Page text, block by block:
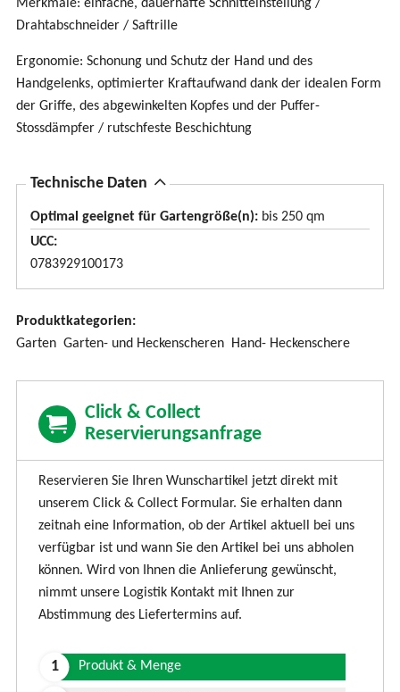
Merkmale: einfache, dauerhafte Schnitteinstellung /
Drahtabschneider / Saftrille
Ergonomie: Schonung und Schutz der Hand und des
Handgelenks, optimierter Kraftaufwand dank der idealen Form
der Griffe, des abgewinkelten Kopfes und der Puffer-
Stossdämpfer / rutschfeste Beschichtung
A
u
s
b
n
e
Technische Daten
Optimal geeignet für Gartengröße(n): bis 250 qm
UCC
0783929100173
Produktkategorien:
Garten Garten- und Heckenscheren Hand- Heckenschere
Click & Collect
Reservierungsanfrage
Reservieren Sie Ihren Wunschartikel jetzt direkt mit
unserem Click & Collect Formular. Sie erhalten dann
zeitnah eine Information, ob der Artikel aktuell bei uns
verfügbar ist und wann Sie den Artikel bei uns abholen
können. Wird von Ihnen die Anlieferung gewünscht,
nimmt unsere Logistik Kontakt mit Ihnen zur
Abstimmung des Liefertermins auf.
Produkt & Menge